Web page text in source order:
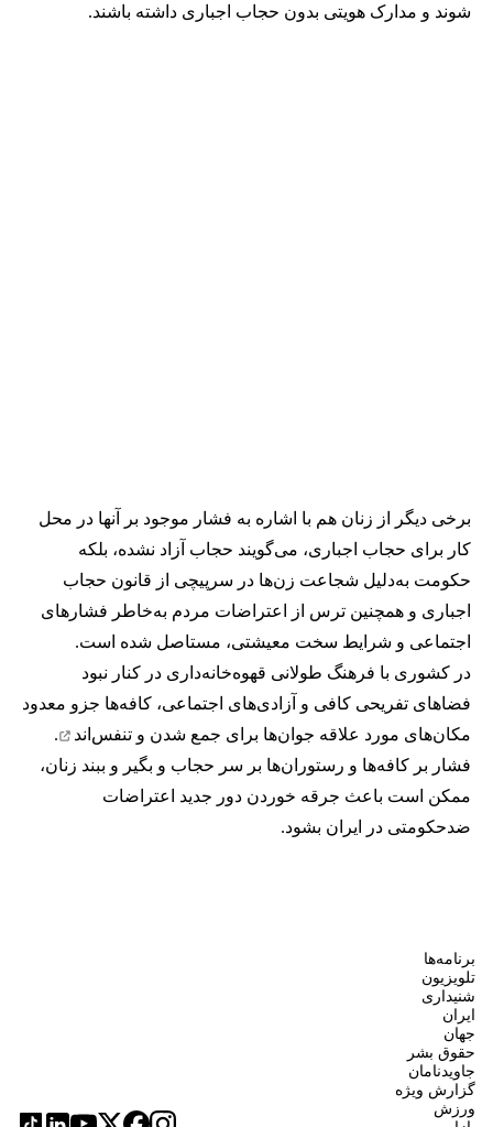
شوند و مدارک هویتی بدون حجاب اجباری داشته باشند.
برخی دیگر از زنان هم با اشاره به فشار موجود بر آنها در محل
کار برای حجاب اجباری، می‌گویند حجاب آزاد نشده، بلکه
حکومت به‌دلیل شجاعت زن‌ها در سرپیچی از قانون حجاب
اجباری و همچنین ترس از اعتراضات مردم به‌خاطر فشارهای
اجتماعی و شرایط سخت معیشتی، مستاصل شده است.
در کشوری با فرهنگ طولانی قهوه‌‌خانه‌داری در کنار نبود
فضاهای تفریحی کافی و آزادی‌های اجتماعی، کافه‌ها جزو معدود
مکان‌های مورد علاقه جوان‌ها برای جمع شدن و تنفس‌اند
.
فشار بر کافه‌ها و رستوران‌ها بر سر حجاب و بگیر و ببند زنان،
ممکن است باعث جرقه خوردن دور جدید اعتراضات
ضدحکومتی در ایران بشود.
برنامه‌ها
تلویزیون
شنیداری
ایران
جهان
حقوق بشر
جاویدنامان
گزارش ویژه
ورزش